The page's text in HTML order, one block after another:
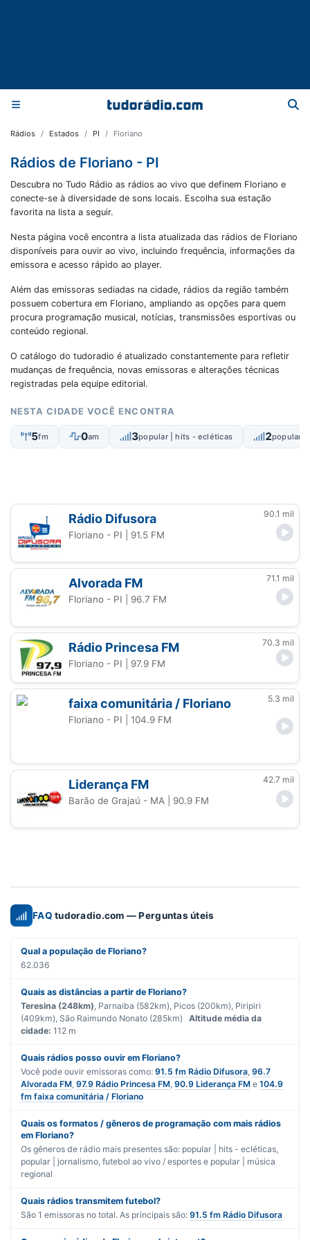
Rádios Estados PI Floriano
Rádios de Floriano - PI
Descubra no Tudo Rádio as rádios ao vivo que definem Floriano e
conecte-se à diversidade de sons locais. Escolha sua estação
favorita na lista a seguir.
Nesta página você encontra a lista atualizada das rádios de Floriano
disponíveis para ouvir ao vivo, incluindo frequência, informações da
emissora e acesso rápido ao player.
Além das emissoras sediadas na cidade, rádios da região também
possuem cobertura em Floriano, ampliando as opções para quem
procura programação musical, notícias, transmissões esportivas ou
conteúdo regional.
O catálogo do tudoradio é atualizado constantemente para refletir
mudanças de frequência, novas emissoras e alterações técnicas
registradas pela equipe editorial.
NESTA CIDADE VOCÊ ENCONTRA
5fm 0am 3popular | hits - ecléticas 2popular |
Rádio Difusora 90.1 mil
Floriano - PI | 91.5 FM
Alvorada FM 71.1 mil
Floriano - PI | 96.7 FM
Rádio Princesa FM 70.3 mil
Floriano - PI | 97.9 FM
faixa comunitária / Floriano 5.3 mil
Floriano - PI | 104.9 FM
Liderança FM 42.7 mil
Barão de Grajaú - MA | 90.9 FM
FAQ tudoradio.com — Perguntas úteis
Qual a população de Floriano?
62.036
Quais as distâncias a partir de Floriano?
Teresina (248km), Parnaiba (582km), Picos (200km), Piripiri
(409km), São Raimundo Nonato (285km) Altitude média da
cidade: 112 m
Quais rádios posso ouvir em Floriano?
Você pode ouvir emissoras como: 91.5 fm Rádio Difusora, 96.7
Alvorada FM, 97.9 Rádio Princesa FM, 90.9 Liderança FM e 104.9
fm faixa comunitária / Floriano
Quais os formatos / gêneros de programação com mais rádios
em Floriano?
Os gêneros de rádio mais presentes são: popular | hits - ecléticas,
popular | jornalismo, futebol ao vivo / esportes e popular | música
regional
Quais rádios transmitem futebol?
São 1 emissoras no total. As principais são: 91.5 fm Rádio Difusora